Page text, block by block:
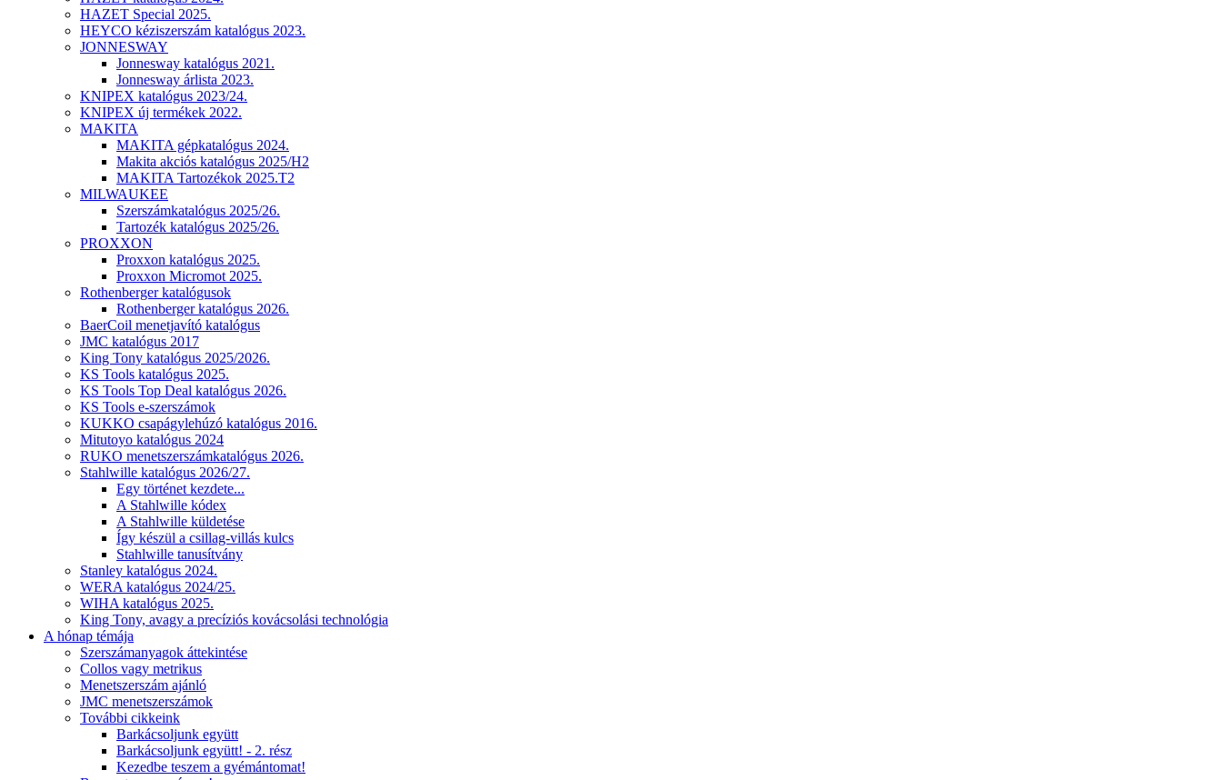
HAZET Special 2025.
HEYCO kéziszerszám katalógus 2023.
JONNESWAY
Jonnesway katalógus 2021.
Jonnesway árlista 2023.
KNIPEX katalógus 2023/24.
KNIPEX új termékek 2022.
MAKITA
MAKITA gépkatalógus 2024.
Makita akciós katalógus 2025/H2
MAKITA Tartozékok 2025.T2
MILWAUKEE
Szerszámkatalógus 2025/26.
Tartozék katalógus 2025/26.
PROXXON
Proxxon katalógus 2025.
Proxxon Micromot 2025.
Rothenberger katalógusok
Rothenberger katalógus 2026.
BaerCoil menetjavító katalógus
JMC katalógus 2017
King Tony katalógus 2025/2026.
KS Tools katalógus 2025.
KS Tools Top Deal katalógus 2026.
KS Tools e-szerszámok
KUKKO csapágylehúzó katalógus 2016.
Mitutoyo katalógus 2024
RUKO menetszerszámkatalógus 2026.
Stahlwille katalógus 2026/27.
Egy történet kezdete...
A Stahlwille kódex
A Stahlwille küldetése
Így készül a csillag-villás kulcs
Stahlwille tanusítvány
Stanley katalógus 2024.
WERA katalógus 2024/25.
WIHA katalógus 2025.
King Tony, avagy a precíziós kovácsolási technológia
A hónap témája
Szerszámanyagok áttekintése
Collos vagy metrikus
Menetszerszám ajánló
JMC menetszerszámok
További cikkeink
Barkácsoljunk együtt
Barkácsoljunk együtt! - 2. rész
Kezedbe teszem a gyémántomat!